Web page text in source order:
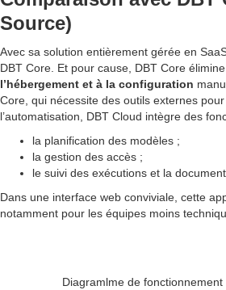
Source)
Avec sa solution entièrement gérée en
DBT Core. Et pour cause, DBT Core
l’hébergement et à la configuration
Core, qui nécessite des outils externes pour
l’automatisation, DBT Cloud intègre des
la planification des modèles ;
la gestion des accès ;
le suivi des exécutions et la
Dans une interface web conviviale, cette
notamment pour les équipes moins
Diagramlme de fonctionnement